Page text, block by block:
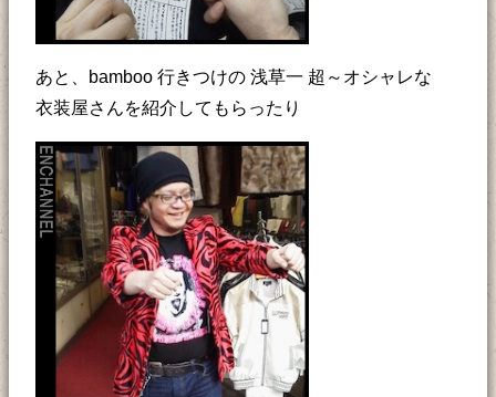
あと、bamboo 行きつけの 浅草一 超～オシャレな
衣装屋さんを紹介してもらったり